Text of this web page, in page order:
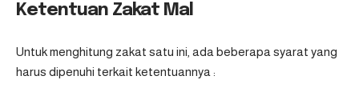
Ketentuan Zakat Mal
Untuk menghitung zakat satu ini, ada beberapa syarat yang
harus dipenuhi terkait ketentuannya :